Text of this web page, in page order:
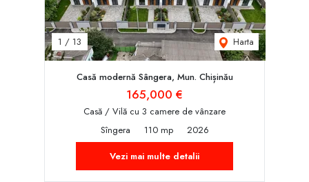
1 / 13 Harta
Casă modernă Sângera, Mun. Chișinău
165,000 €
Casă / Vilă cu 3 camere de vânzare
Sîngera
110 mp
2026
Vezi mai multe detalii